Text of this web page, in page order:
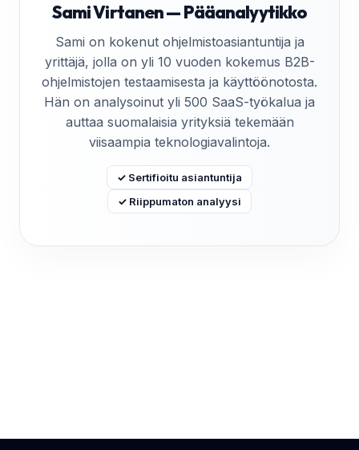
Sami Virtanen — Pääanalyytikko
Sami on kokenut ohjelmistoasiantuntija ja
yrittäjä, jolla on yli 10 vuoden kokemus B2B-
ohjelmistojen testaamisesta ja käyttöönotosta.
Hän on analysoinut yli 500 SaaS-työkalua ja
auttaa suomalaisia yrityksiä tekemään
viisaampia teknologiavalintoja.
✓ Sertifioitu asiantuntija
✓ Riippumaton analyysi